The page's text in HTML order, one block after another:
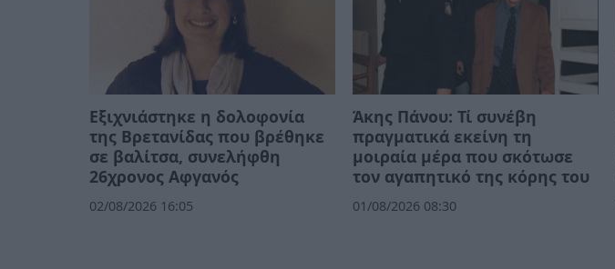
Εξιχνιάστηκε η δολοφονία
της Βρετανίδας που βρέθηκε
σε βαλίτσα, συνελήφθη
26χρονος Αφγανός
02/08/2026 16:05
Άκης Πάνου: Τί συνέβη
πραγματικά εκείνη τη
μοιραία μέρα που σκότωσε
τον αγαπητικό της κόρης του
01/08/2026 08:30